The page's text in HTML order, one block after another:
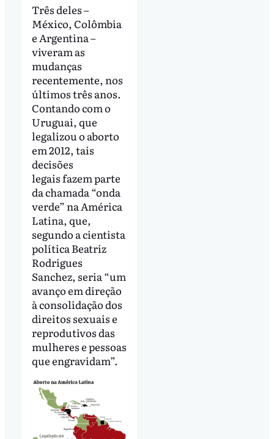
Três deles –
México, Colômbia
e Argentina –
viveram as
mudanças
recentemente, nos
últimos três anos.
Contando com o
Uruguai, que
legalizou o aborto
em 2012, tais
decisões
legais fazem parte
da chamada “onda
verde” na América
Latina, que,
segundo a cientista
política Beatriz
Rodrigues
Sanchez, seria “um
avanço em direção
à consolidação dos
direitos sexuais e
reprodutivos das
mulheres e pessoas
que engravidam”.